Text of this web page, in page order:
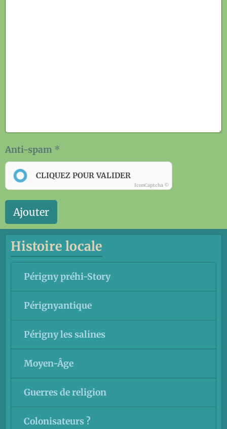
Anti-spam
CLIQUEZ POUR VALIDER
IconCaptcha ©
Ajouter
Histoire locale
Périgny préhi-Story
Pérignyantique
Périgny les salines
Moyen-Âge
Guerres de religion
Colonisateurs ?